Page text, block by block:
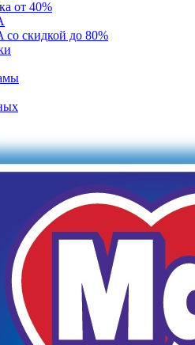
от 40%
скидкой до 80%